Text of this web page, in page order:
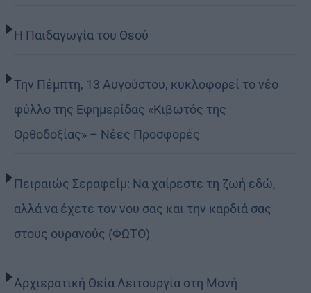
Η Παιδαγωγία του Θεού
Την Πέμπτη, 13 Αυγούστου, κυκλοφορεί το νέο
φύλλο της Εφημερίδας «Κιβωτός της
Ορθοδοξίας» – Νέες Προσφορές
Πειραιώς Σεραφείμ: Να χαίρεστε τη ζωή εδώ,
αλλά να έχετε τον νου σας και την καρδιά σας
στους ουρανούς (ΦΩΤΟ)
Αρχιερατική Θεία Λειτουργία στη Μονή